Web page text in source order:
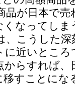
品が日本で
なってしま
、こうした
に近いとこ
らすれば、
移すことにな